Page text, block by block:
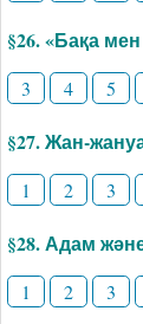
§26. «Бақа мен
3 4 5
§27. Жан-
1 2 3
§28. Адам
1 2 3